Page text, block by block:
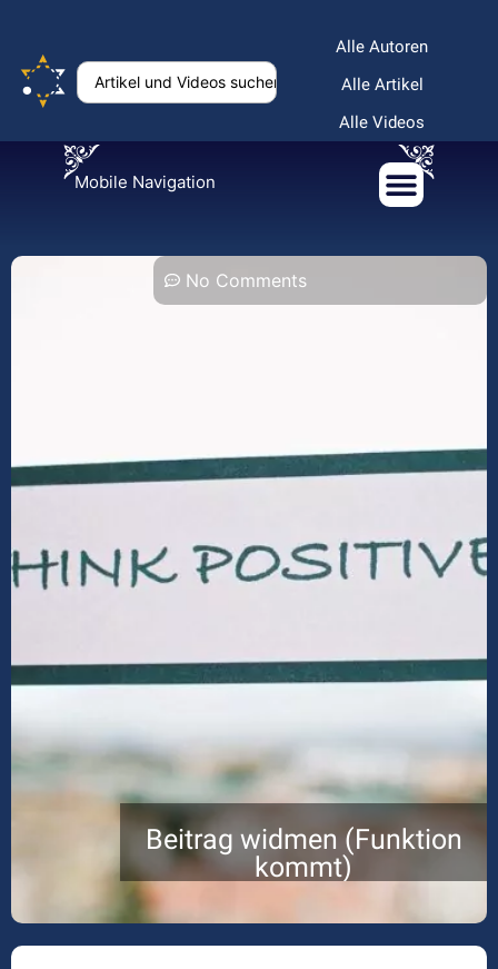
Alle Autoren
Alle Artikel
Alle Videos
Mobile Navigation
No Comments
Beitrag widmen (Funktion
kommt)